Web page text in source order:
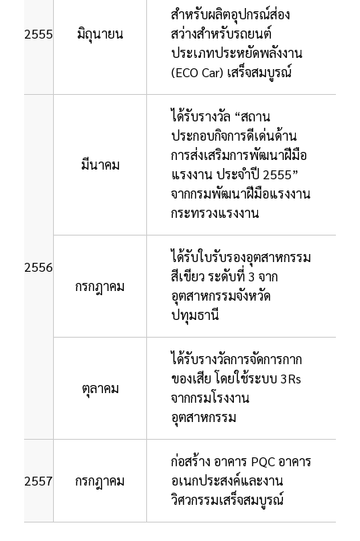
2555 มิถุนายน
สำหรับผลิตอุปกรณ์ส่อง
สว่างสำหรับรถยนต์
ประเภทประหยัดพลังงาน
(ECO Car) เสร็จสมบูรณ์
2556
มีนาคม
ได้รับรางวัล “สถาน
ประกอบกิจการดีเด่นด้าน
การส่งเสริมการพัฒนาฝีมือ
แรงงาน ประจำปี 2555”
จากกรมพัฒนาฝีมือแรงงาน
กระทรวงแรงงาน
กรกฎาคม
ได้รับใบรับรองอุตสาหกรรม
สีเขียว ระดับที่ 3 จาก
อุตสาหกรรมจังหวัด
ปทุมธานี
ตุลาคม
ได้รับรางวัลการจัดการกาก
ของเสีย โดยใช้ระบบ 3Rs
จากกรมโรงงาน
อุตสาหกรรม
2557 กรกฎาคม
ก่อสร้าง อาคาร PQC อาคาร
อเนกประสงค์และงาน
วิศวกรรมเสร็จสมบูรณ์